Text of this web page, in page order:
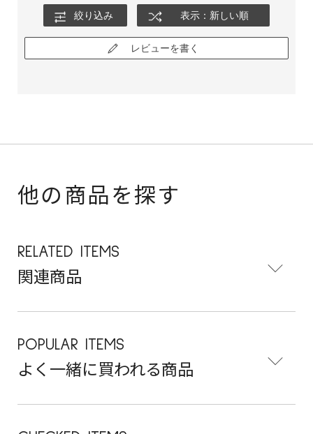
絞り込み 表示：新しい順
レビューを書く
他の商品を探す
RELATED ITEMS
関連商品
POPULAR ITEMS
よく一緒に買われる商品